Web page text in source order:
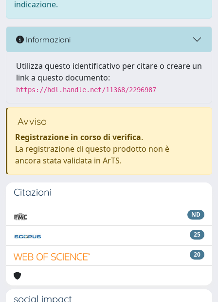
indicazione.
Informazioni
Utilizza questo identificativo per citare o creare un
link a questo documento:
https://hdl.handle.net/11368/2296987
Avviso
Registrazione in corso di verifica.
La registrazione di questo prodotto non è
ancora stata validata in ArTS.
Citazioni
ND
25
20
social impact